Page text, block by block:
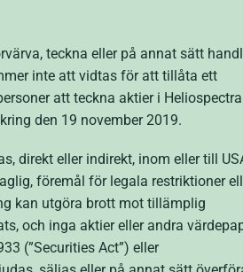
teckna eller på annat sätt
inte att vidtas för att tillåta ett
att teckna aktier i Heliospectra
den 19 november 2019.
direkt eller indirekt, inom eller till
föremål för legala restriktioner
kan utgöra brott mot tillämplig
och inga aktier eller andra
(”Securities Act”) eller